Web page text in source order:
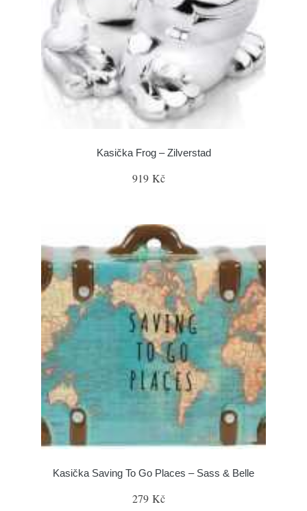
Kasička Frog – Zilverstad
919 Kč
Kasička Saving To Go Places – Sass & Belle
279 Kč